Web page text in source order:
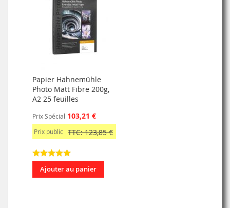
Papier Hahnemühle
Photo Matt Fibre 200g,
A2 25 feuilles
Prix Spécial 103,21 €
Prix public TTC: 123,85 €
Ajouter au panier